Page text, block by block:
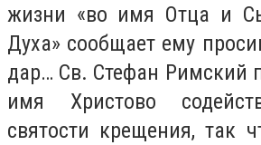
жизни «во имя Отца и
Духа» сообщает ему
дар… Св. Стефан Римский
имя Христово
святости крещения, так